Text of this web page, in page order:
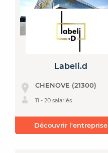
Labeli.d
CHENOVE (21300)
11 - 20 salariés
Découvrir l'entreprise